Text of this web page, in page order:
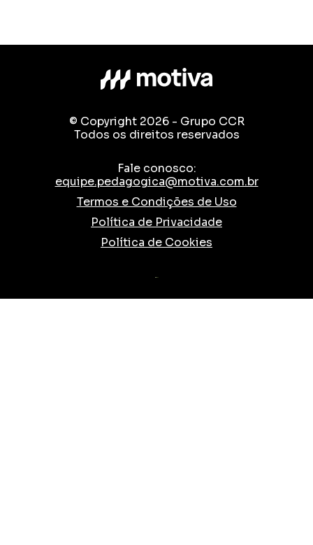
© Copyright 2026 - Grupo CCR
Todos os direitos reservados
Fale conosco:
equipe.pedagogica@motiva.com.br
Termos e Condições de Uso
Política de Privacidade
Política de Cookies